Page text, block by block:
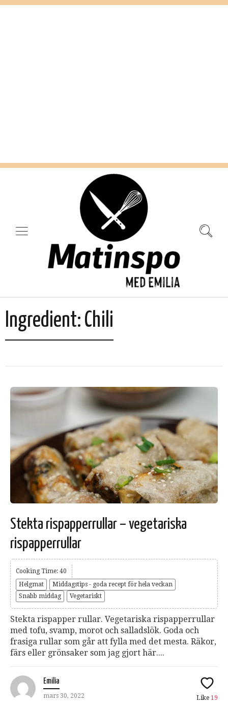
Ingredient: Chili
Stekta rispapperrullar – vegetariska
rispapperrullar
Cooking Time: 40
Helgmat
Middagstips - goda recept för hela veckan
Snabb middag
Vegetariskt
Stekta rispapper rullar. Vegetariska rispapperrullar
med tofu, svamp, morot och salladslök. Goda och
frasiga rullar som går att fylla med det mesta. Räkor,
färs eller grönsaker som jag gjort här....
Emilia
mars 30, 2022 Like 19